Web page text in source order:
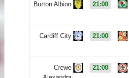
Burton Albion 21:00
Cardiff City 21:00
Crewe
21:00